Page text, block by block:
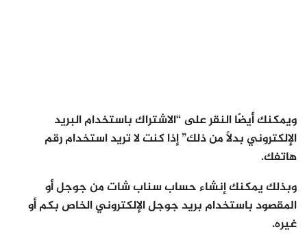
ويمكنك أيضًا النقر على “الاشتراك باستخدام البريد
الإلكتروني بدلاً من ذلك” إذا كنت لا تريد استخدام رقم
هاتفك.
وبذلك يمكنك إنشاء حساب سناب شات من جوجل أو
المقصود باستخدام بريد جوجل الإلكتروني الخاص بكم أو
غيره.